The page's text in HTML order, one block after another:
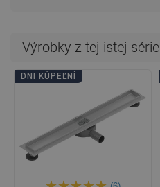
Výrobky z tej istej série
DNI KÚPEĽNÍ